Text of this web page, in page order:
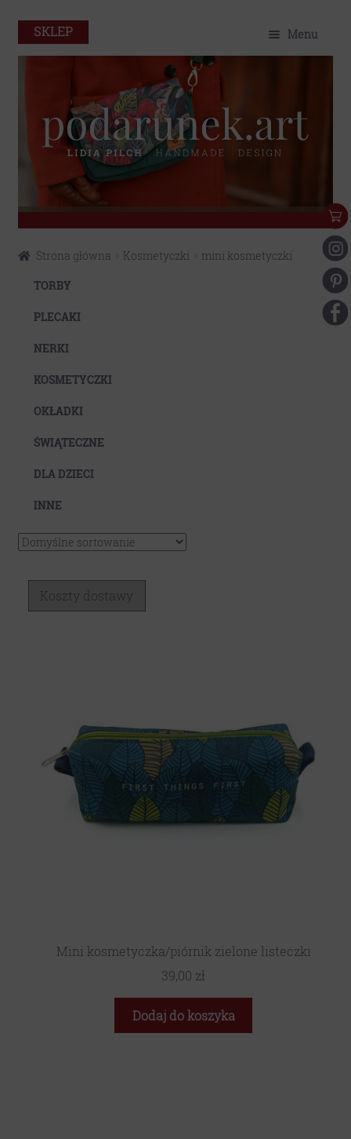
SKLEP Menu
Sklep
Eko
do
nawigacji
do
treści
Strona główna Kosmetyczki
mini kosmetyczki
TORBY
PLECAKI
NERKI
KOSMETYCZKI
OKŁADKI
ŚWIĄTECZNE
DLA DZIECI
INNE
Koszty dostawy
Mini kosmetyczka/piórnik zielone listeczki
39,00 zł
Dodaj do koszyka